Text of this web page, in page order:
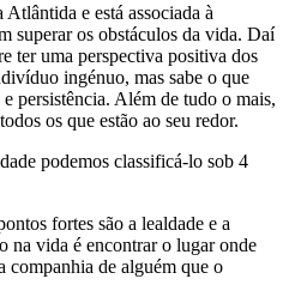
e está associada à
superar os obstáculos da vida. Daí
ter uma perspectiva positiva dos
ingénuo, mas sabe o que
persistência. Além de tudo o mais,
os que estão ao seu redor.
podemos classificá-lo sob 4
fortes são a lealdade e a
na vida é encontrar o lugar onde
companhia de alguém que o